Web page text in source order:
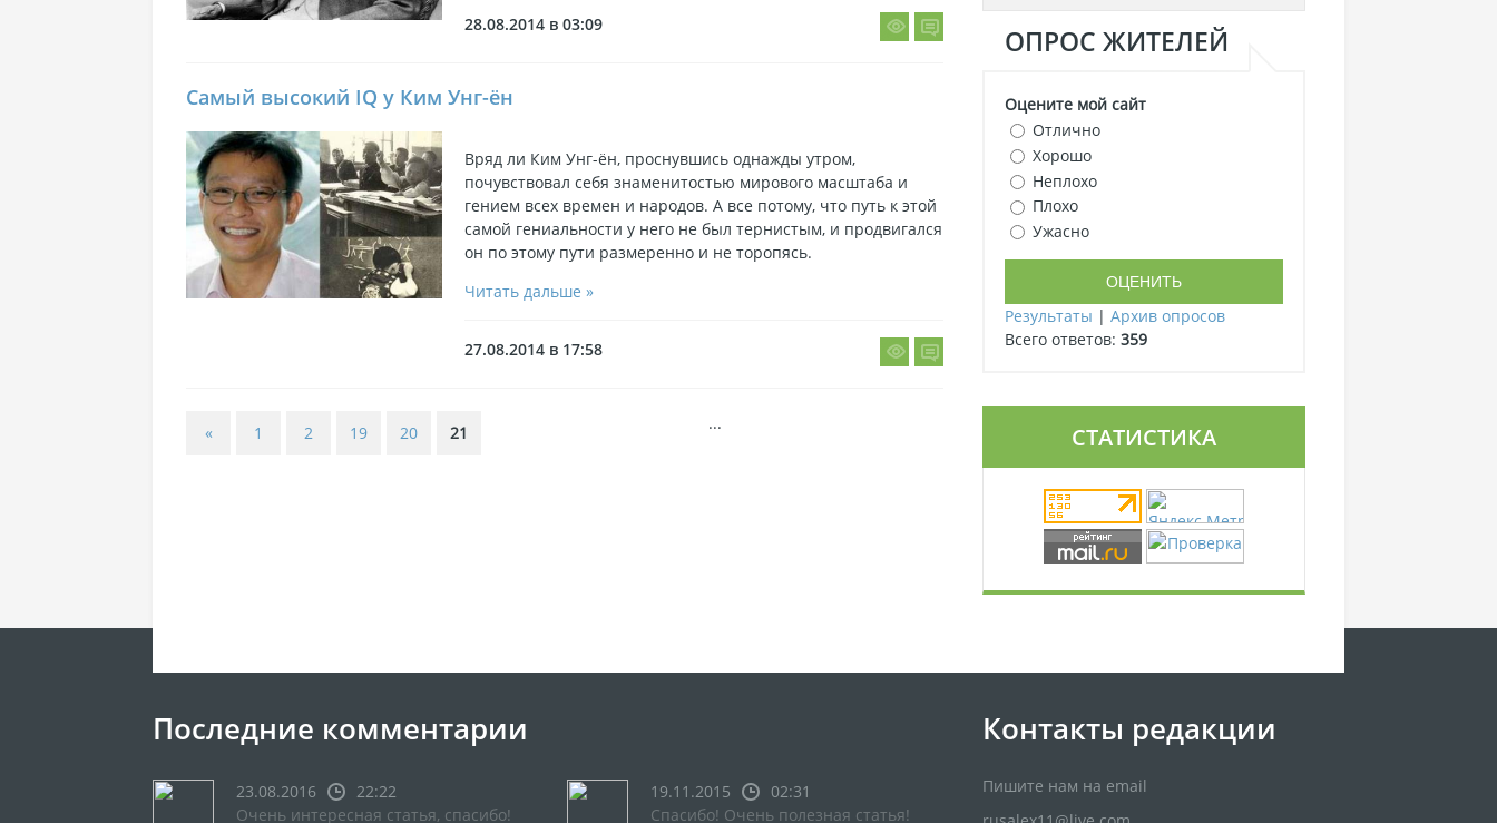
28.08.2014 в 03:09
Самый высокий IQ у Ким Унг-ён
Вряд ли Ким Унг-ён, проснувшись однажды утром,
почувствовал себя знаменитостью мирового масштаба и
гением всех времен и народов. А все потому, что путь к этой
самой гениальности у него не был тернистым, и продвигался
он по этому пути размеренно и не торопясь.
Читать дальше »
27.08.2014 в 17:58
« 1 2 ...
19 20 21
ОПРОС ЖИТЕЛЕЙ
Оцените мой сайт
Отлично
Хорошо
Неплохо
Плохо
Ужасно
Результаты | Архив опросов
Всего ответов: 359
СТАТИСТИКА
Последние комментарии
23.08.2016
22:22
Очень интересная статья, спасибо!
19.11.2015
02:31
Спасибо! Очень полезная статья!
Контакты редакции
Пишите нам на email